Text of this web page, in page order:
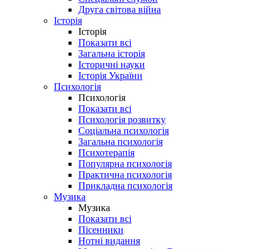
Друга світова війна
Історія
Історія
Показати всі
Загальна історія
Історичні науки
Історія України
Психологія
Психологія
Показати всі
Психологія розвитку
Соціальна психологія
Загальна психологія
Психотерапія
Популярна психологія
Практична психологія
Прикладна психологія
Музика
Музика
Показати всі
Пісенники
Нотні видання